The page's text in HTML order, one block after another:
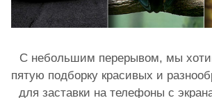
С небольшим перерывом, мы
пятую подборку красивых и
для заставки на телефоны с